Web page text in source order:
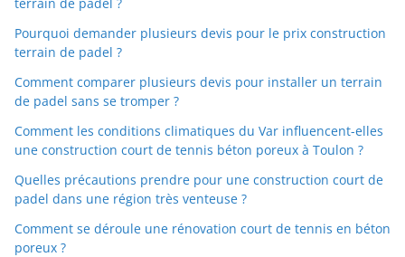
Pourquoi demander plusieurs devis pour le prix construction
terrain de padel ?
Comment comparer plusieurs devis pour installer un terrain
de padel sans se tromper ?
Comment les conditions climatiques du Var influencent-elles
une construction court de tennis béton poreux à Toulon ?
Quelles précautions prendre pour une construction court de
padel dans une région très venteuse ?
Comment se déroule une rénovation court de tennis en béton
poreux ?